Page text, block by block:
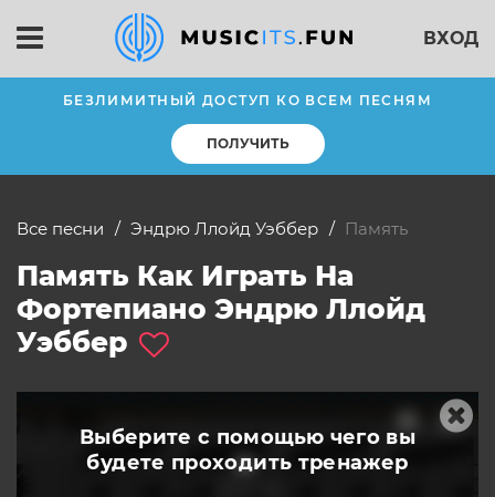
ВХОД
БЕЗЛИМИТНЫЙ ДОСТУП КО ВСЕМ ПЕСНЯМ
ПОЛУЧИТЬ
Все песни Эндрю Ллойд Уэббер память
Память Как Играть На
Фортепиано Эндрю Ллойд
Уэббер
Выберите с помощью чего вы
будете проходить тренажер